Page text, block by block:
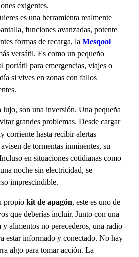
exigentes.
es una herramienta realmente
funciones avanzadas, potente
formas de recarga, la Mesqool
versátil. Es como un pequeño
portátil para emergencias, viajes o
si vives en zonas con fallos
lujo, son una inversión. Una pequeña
grandes problemas. Desde cargar
corriente hasta recibir alertas
de tormentas inminentes, su
en situaciones cotidianas como
noche sin electricidad, se
imprescindible.
propio kit de apagón, este es uno de
que deberías incluir. Junto con una
y alimentos no perecederos, una radio
estar informado y conectado. No hay
algo para tomar acción. La